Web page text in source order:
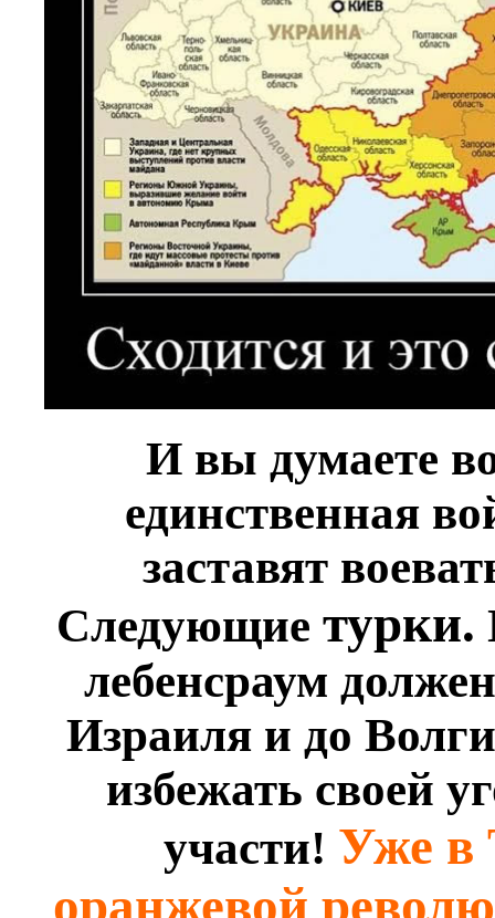
И вы думаете
единственная
заставят
Следующие турки.
лебенсраум
Израиля и до
избежать своей
участи! Уже в
оранжевой